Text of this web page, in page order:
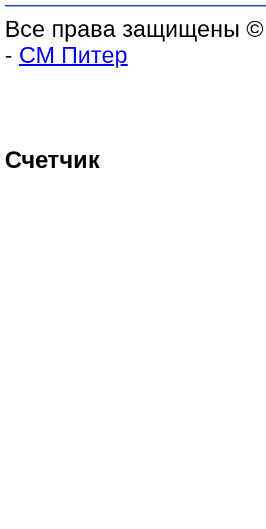
Все права защищены
- СМ Питер
Счетчик